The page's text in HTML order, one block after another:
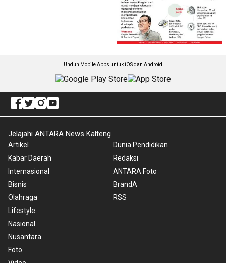
Unduh Mobile Apps untuk iOS dan Android
Jelajahi ANTARA News Kalteng
Artikel
Kabar Daerah
Internasional
Bisnis
Olahraga
Lifestyle
Nasional
Nusantara
Foto
Dunia Pendidikan
Redaksi
ANTARA Foto
BrandA
RSS